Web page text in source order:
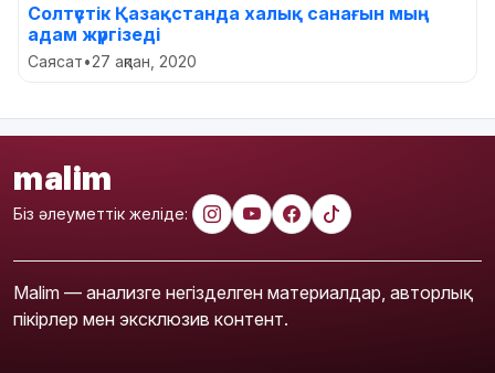
Солтүстік Қазақстанда халық санағын мың
адам жүргізеді
Саясат•27 ақпан, 2020
malim
Біз әлеуметтік желіде:
Malim — анализге негізделген материалдар, авторлық
пікірлер мен эксклюзив контент.